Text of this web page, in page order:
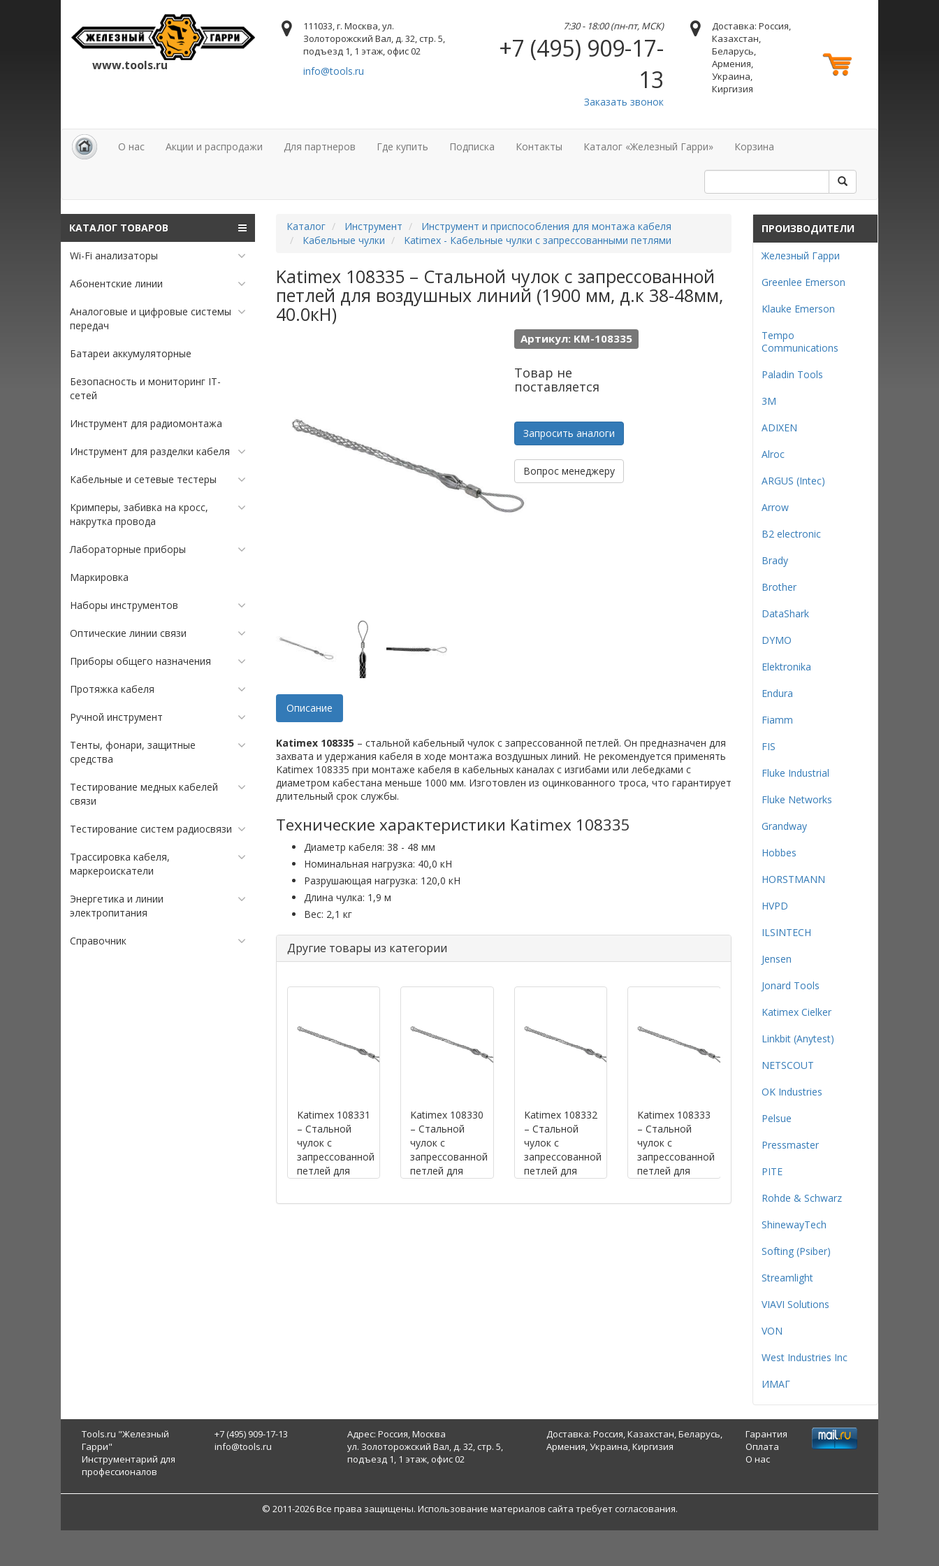
www.tools.ru
111033, г. Москва, ул.
Золоторожский Вал, д. 32, стр. 5,
подъезд 1, 1 этаж, офис 02
info@tools.ru
7:30 - 18:00 (пн-пт, МСК)
+7 (495) 909-17-
13
Заказать звонок
Доставка: Россия,
Казахстан,
Беларусь,
Армения,
Украина,
Киргизия
О нас Акции и распродажи Для партнеров Где купить Подписка Контакты Каталог «Железный Гарри» Корзина
КАТАЛОГ ТОВАРОВ
Wi-Fi анализаторы
Абонентские линии
Аналоговые и цифровые системы
передач
Батареи аккумуляторные
Безопасность и мониторинг IT-
сетей
Инструмент для радиомонтажа
Инструмент для разделки кабеля
Кабельные и сетевые тестеры
Кримперы, забивка на кросс,
накрутка провода
Лабораторные приборы
Маркировка
Наборы инструментов
Оптические линии связи
Приборы общего назначения
Протяжка кабеля
Ручной инструмент
Тенты, фонари, защитные
средства
Тестирование медных кабелей
связи
Тестирование систем радиосвязи
Трассировка кабеля,
маркероискатели
Энергетика и линии
электропитания
Справочник
Каталог Инструмент
Инструмент и приспособления для монтажа кабеля
Кабельные чулки
Katimex - Кабельные чулки c запрессованными петлями
Katimex 108335 – Стальной чулок с запрессованной
петлей для воздушных линий (1900 мм, д.к 38-48мм,
40.0кН)
Артикул: KM-108335
Товар не
поставляется
Запросить аналоги
Вопрос менеджеру
Описание
Katimex 108335 – стальной кабельный чулок с запрессованной петлей. Он предназначен для
захвата и удержания кабеля в ходе монтажа воздушных линий. Не рекомендуется применять
Katimex 108335 при монтаже кабеля в кабельных каналах с изгибами или лебедками с
диаметром кабестана меньше 1000 мм. Изготовлен из оцинкованного троса, что гарантирует
длительный срок службы.
Технические характеристики Katimex 108335
Диаметр кабеля: 38 - 48 мм
Номинальная нагрузка: 40,0 кН
Разрушающая нагрузка: 120,0 кН
Длина чулка: 1,9 м
Вес: 2,1 кг
Другие товары из категории
Katimex 108331
– Стальной
чулок с
запрессованной
петлей для
Katimex 108330
– Стальной
чулок с
запрессованной
петлей для
Katimex 108332
– Стальной
чулок с
запрессованной
петлей для
Katimex 108333
– Стальной
чулок с
запрессованной
петлей для
Katimex 108334
чулок с
петлей для
линий (1500
38мм, 40.0кН)
ПРОИЗВОДИТЕЛИ
Железный Гарри
Greenlee Emerson
Klauke Emerson
Tempo
Communications
Paladin Tools
3М
ADIXEN
Alroc
ARGUS (Intec)
Arrow
B2 electronic
Brady
Brother
DataShark
DYMO
Elektronika
Endura
Fiamm
FIS
Fluke Industrial
Fluke Networks
Grandway
Hobbes
HORSTMANN
HVPD
ILSINTECH
Jensen
Jonard Tools
Katimex Cielker
Linkbit (Anytest)
NETSCOUT
OK Industries
Pelsue
Pressmaster
PITE
Rohde & Schwarz
ShinewayTech
Softing (Psiber)
Streamlight
VIAVI Solutions
VON
West Industries Inc
ИМАГ
Tools.ru "Железный
Гарри"
Инструментарий для
профессионалов
+7 (495) 909-17-13
info@tools.ru
Адрес: Россия, Москва
ул. Золоторожский Вал, д. 32, стр. 5,
подъезд 1, 1 этаж, офис 02
Доставка: Россия, Казахстан, Беларусь,
Армения, Украина, Киргизия
Гарантия
Оплата
О нас
© 2011-2026 Все права защищены. Использование материалов сайта требует согласования.